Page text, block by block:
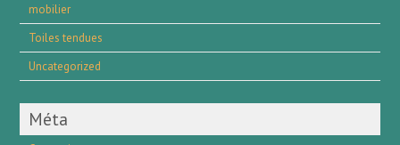
mobilier
Toiles tendues
Uncategorized
Méta